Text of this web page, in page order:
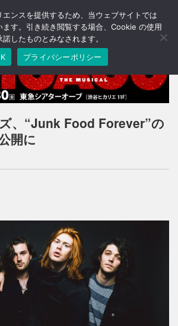
T
o
n
v
i
g
o
、“Junk Food Forever”の
開に
エンスを提供するため、当ウェブサイトでは
す。引き続き閲覧する場合、Cookie の使用
諾したものとみなされます。
プライバシーポリシー